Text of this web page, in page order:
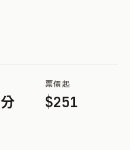
票價起
$251